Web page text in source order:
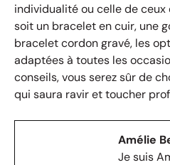
individualité ou celle de ceux
soit un bracelet en cuir, une
bracelet cordon gravé, les
adaptées à toutes les
conseils, vous serez sûr de
qui saura ravir et toucher
Amélie
Je suis